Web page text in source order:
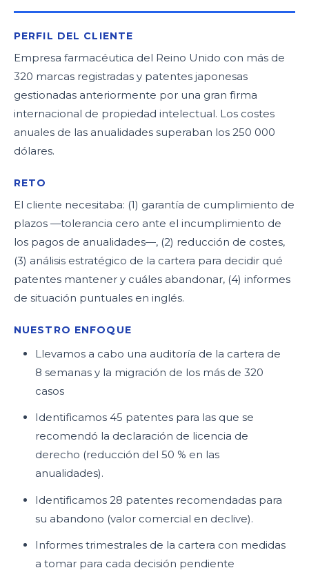
PERFIL DEL CLIENTE
Empresa farmacéutica del Reino Unido con más de
320 marcas registradas y patentes japonesas
gestionadas anteriormente por una gran firma
internacional de propiedad intelectual. Los costes
anuales de las anualidades superaban los 250 000
dólares.
RETO
El cliente necesitaba: (1) garantía de cumplimiento de
plazos —tolerancia cero ante el incumplimiento de
los pagos de anualidades—, (2) reducción de costes,
(3) análisis estratégico de la cartera para decidir qué
patentes mantener y cuáles abandonar, (4) informes
de situación puntuales en inglés.
NUESTRO ENFOQUE
Llevamos a cabo una auditoría de la cartera de
8 semanas y la migración de los más de 320
casos
Identificamos 45 patentes para las que se
recomendó la declaración de licencia de
derecho (reducción del 50 % en las
anualidades).
Identificamos 28 patentes recomendadas para
su abandono (valor comercial en declive).
Informes trimestrales de la cartera con medidas
a tomar para cada decisión pendiente